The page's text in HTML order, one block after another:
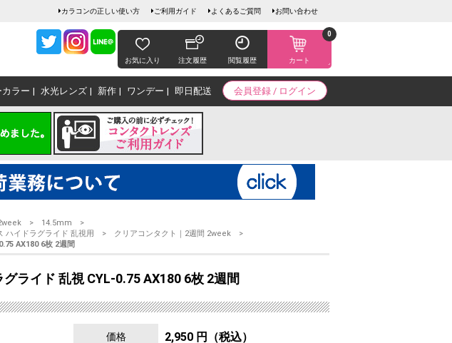
カラコンの正しい使い方 ご利用ガイド よくあるご質問 お問い合わせ
お気に入り 注文履歴 閲覧履歴 カート
0
会員登録 / ログイン
カラー 水光レンズ 新作 ワンデー 即日配送
14.5mm
ハイドラグライド 乱視用
クリアコンタクト｜2週間 2week
AX180 6枚 2週間
ライド 乱視 CYL-0.75 AX180 6枚 2週間
価格 2,950 円（税込）